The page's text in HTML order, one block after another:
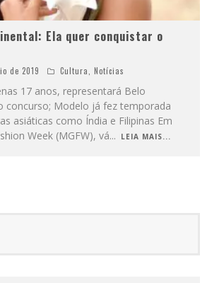
Ela quer conquistar o
de 2019 Cultura, Notícias
17 anos, representará Belo
concurso; Modelo já fez temporada
asiáticas como Índia e Filipinas Em
Week (MGFW), vá... LEIA MAIS...